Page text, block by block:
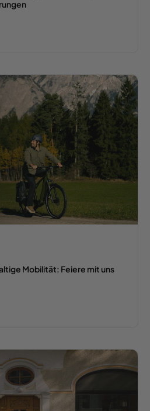
Mobilität: Feiere mit uns